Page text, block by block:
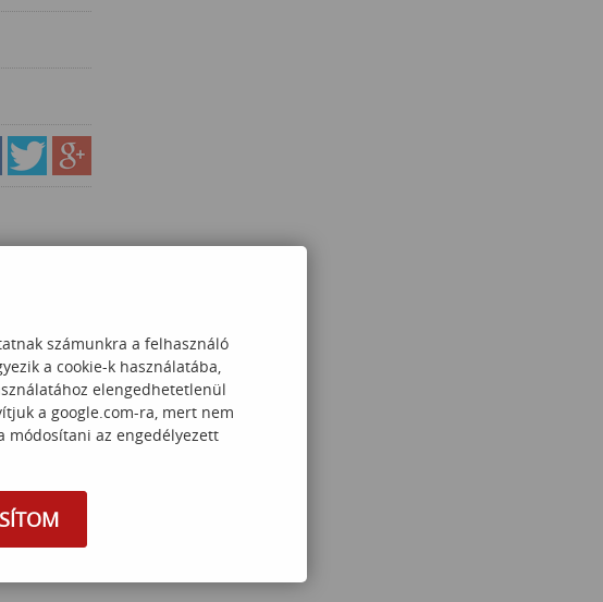
VBA
számunkra a felhasználó
a cookie-k használatába,
elengedhetetlenül
a google.com-ra, mert nem
az engedélyezett